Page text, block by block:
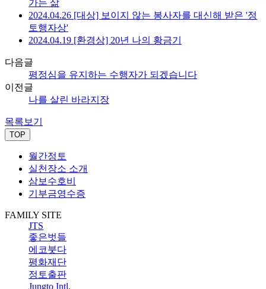
가는 삶
2024.04.26 [대상] 보이지 않는 봉사자를 대신해 받은 '정
토행자상'
2024.04.19 [환경상] 20년 나의 황금기
다음글
평정심을 유지하는 수행자가 되겠습니다
이전글
나를 살린 바라지장
목록보기
TOP
월간정토
실천장소 소개
삼보수호비
기부금영수증
FAMILY SITE
JTS
좋은벗들
에코붓다
평화재단
정토출판
Jungto Intl.